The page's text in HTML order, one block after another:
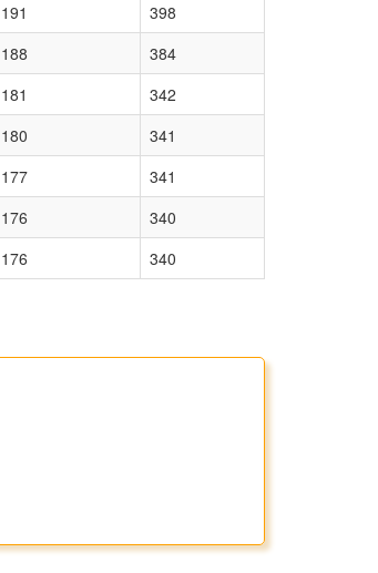
191
398
188
384
181
342
180
341
177
341
176
340
176 340